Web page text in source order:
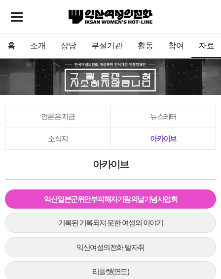
홈 소개 상담 부설기관 활동 참여 자료
언론은 지금 뉴스레터
소식지 아카이브
아카이브
익산일본군위안부피해자기림의날기념사업회
기록된 기록되지 못한 여성의 이야기
익산여성의전화 발자취
리플렛(연도)